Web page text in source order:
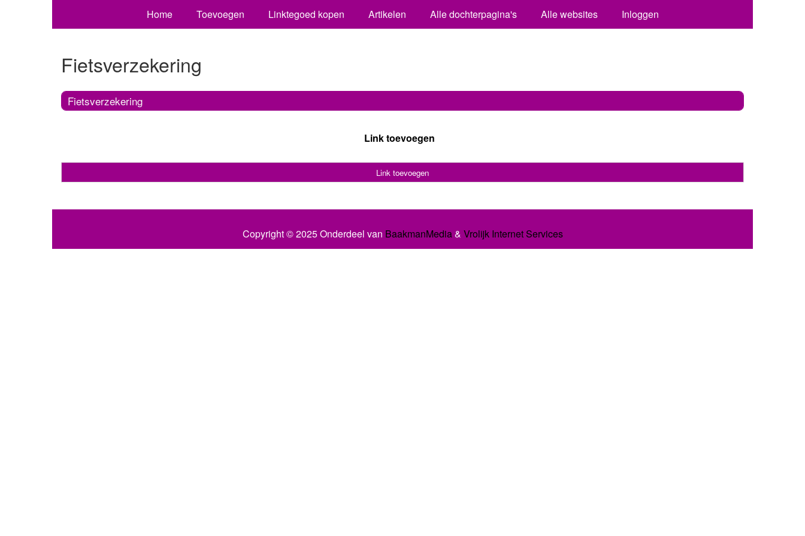
Home Toevoegen Linktegoed kopen Artikelen Alle dochterpagina's Alle websites Inloggen
Fietsverzekering
Fietsverzekering
Link toevoegen
Link toevoegen
Copyright © 2025 Onderdeel van BaakmanMedia& Vrolijk Internet Services